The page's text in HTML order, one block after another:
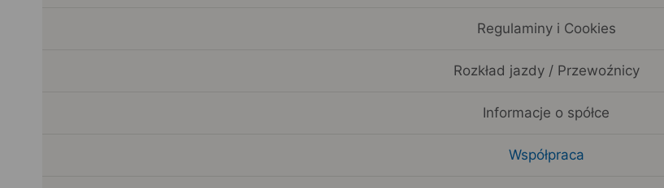
Regulaminy i Cookies
Rozkład jazdy / Przewoźnicy
Informacje o spółce
Współpraca